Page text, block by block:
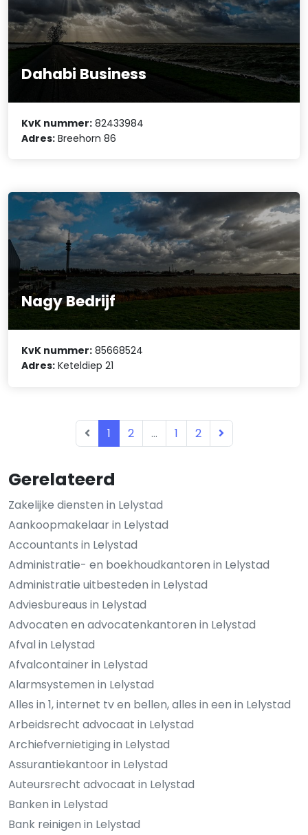
Gerelateerd
Zakelijke diensten in Lelystad
Aankoopmakelaar in Lelystad
Accountants in Lelystad
Administratie- en boekhoudkantoren in Lelystad
Administratie uitbesteden in Lelystad
Adviesbureaus in Lelystad
Advocaten en advocatenkantoren in Lelystad
Afval in Lelystad
Afvalcontainer in Lelystad
Alarmsystemen in Lelystad
Alles in 1, internet tv en bellen, alles in een in Lelystad
Arbeidsrecht advocaat in Lelystad
Archiefvernietiging in Lelystad
Assurantiekantoor in Lelystad
Auteursrecht advocaat in Lelystad
Banken in Lelystad
Bank reinigen in Lelystad
Dahabi Business
KvK nummer: 82433984
Adres: Breehorn 86
Nagy Bedrijf
KvK nummer: 85668524
Adres: Keteldiep 21
1 2 ... 1 2